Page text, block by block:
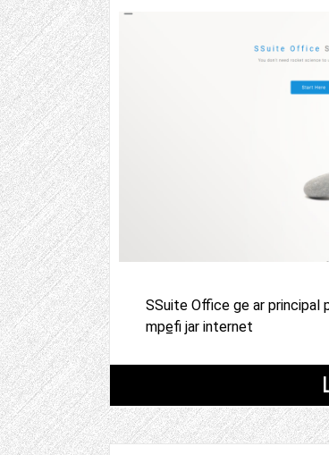
SSuite Office ge ar principal
mpe̲fi jar internet